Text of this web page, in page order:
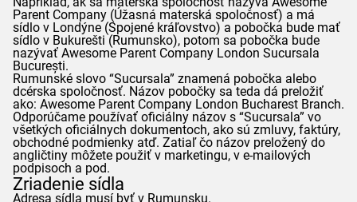
Parent Company (Úžasná materská spoločnosť) a má
sídlo v Londýne (Spojené kráľovstvo) a pobočka bude mať
sídlo v Bukurešti (Rumunsko), potom sa pobočka bude
nazývať Awesome Parent Company London Sucursala
București.
Rumunské slovo “Sucursala” znamená pobočka alebo
dcérska spoločnosť. Názov pobočky sa teda dá preložiť
ako: Awesome Parent Company London Bucharest Branch.
Odporúčame používať oficiálny názov s “Sucursala” vo
všetkých oficiálnych dokumentoch, ako sú zmluvy, faktúry,
obchodné podmienky atď. Zatiaľ čo názov preložený do
angličtiny môžete použiť v marketingu, v e-mailových
podpisoch a pod.
Zriadenie sídla
Adresa sídla musí byť v Rumunsku.